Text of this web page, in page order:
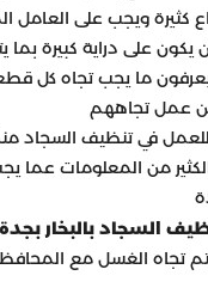
كثيرة ويجب على العامل
يكون على دراية كبيرة
ما يجب تجاه كل
عمل تجاههم
في تنظيف السجاد
من المعلومات عما
السجاد بالبخار بجدة
تجاه الغسل مع